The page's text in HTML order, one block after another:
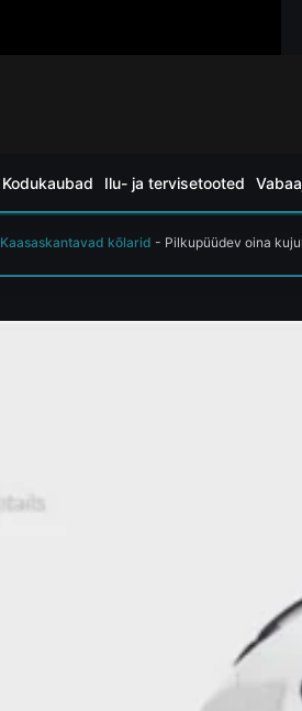
Kodukaubad Ilu- ja tervisetooted
Kaasaskantavad kõlarid - Pilkupüüdev oina